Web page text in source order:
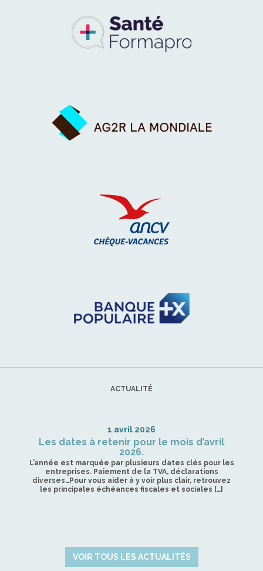
ACTUALITÉ
1 avril 2026
Les dates à retenir pour le mois d’avril
2026.
L’année est marquée par plusieurs dates clés pour les
entreprises. Paiement de la TVA, déclarations
diverses…Pour vous aider à y voir plus clair, retrouvez
les principales échéances fiscales et sociales […]
VOIR TOUS LES ACTUALITÉS